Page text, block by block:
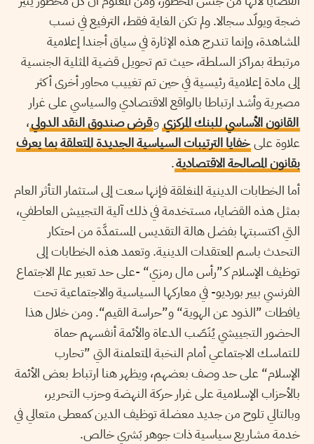
ضجة ويولّد سجالا. ولم تكن الغاية فقط، الترفيع في نسب
المشاهدة، وإنما تندرج هذه الإثارة في سياق أجندا إعلامية
مرتبطة بمراكز السلطة، حيث تم تحويل قضية المثلية الجنسية
إلى مادة إعلامية رئيسية في حين تم تغييب محاور أخرى أكثر
مصيرية وأشد ارتباطا بالواقع الاقتصادي والسياسي على غرار
القانون الأساسي للبنك المركزي وقرض صندوق النقد الدولي،
علاوة على خفايا الترتيبات السياسية الجديدة المتعلقة بما يعرف
بقانون المصالحة الاقتصادية.
أما الخطابات الدينية المنغلقة فإنها سعت إلى استثمار التأثر العام
بمثل هذه القضايا، مستخدمة في ذلك آلية التجييش العاطفي،
التي اكتسبتها بفضل هالة التقديس المستمدَّة من احتكار
التحدث باسم المعتقدات الدينية. وتعمد هذه الخطابات إلى
توظيف الإسلام كـ”رأس مال رمزي“ -على حد تعبير عالم الاجتماع
الفرنسي بيير بورديو- في معاركها السياسية والاجتماعية تحت
يافطات ”الذود عن الهوية“ و”حراسة القيم“. ومن خلال هذا
الحضور التجييشي يُنَصّب الدعاة والأئمة أنفسهم حماة
للتماسك الاجتماعي أمام النخبة المتعلمنة التي ”تحارب
الإسلام“ على حد وصف بعضهم، ويظهر هنا ارتباط بعض الأئمة
بالأحزاب الإسلامية على غرار حركة النهضة وحزب التحرير،
وبالتالي تلوح من جديد معضلة توظيف الدين كمعطى متعالي في
خدمة مشاريع سياسية ذات جوهر بَشري خالص.